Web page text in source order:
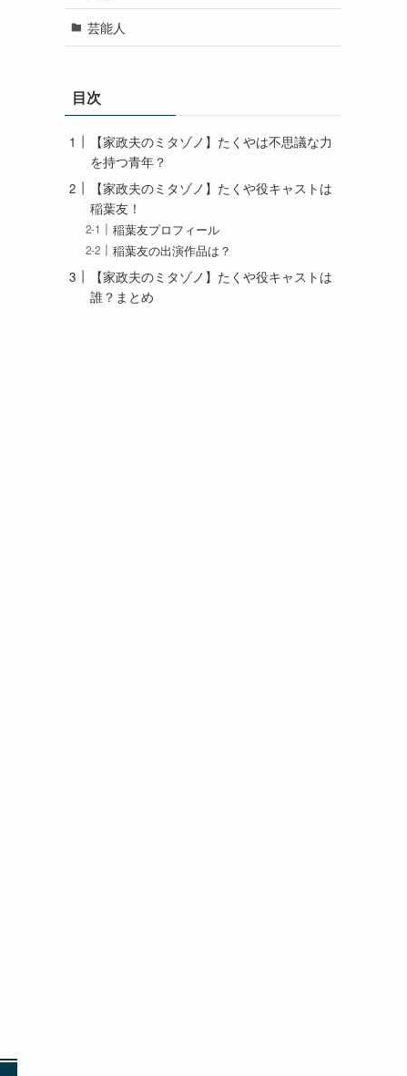
芸能人
目次
【家政夫のミタゾノ】たくやは不思議な力
を持つ青年？
【家政夫のミタゾノ】たくや役キャストは
稲葉友！
稲葉友プロフィール
稲葉友の出演作品は？
【家政夫のミタゾノ】たくや役キャストは
誰？まとめ